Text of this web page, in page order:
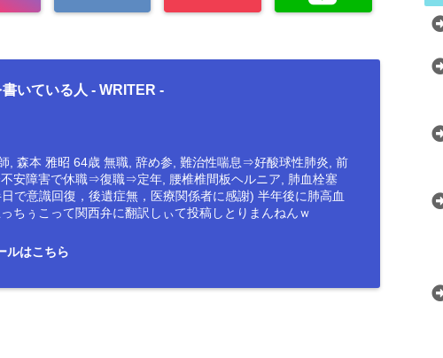
いている人 - WRITER -
, 森本 雅昭 64歳 無職, 辞め参, 難治性喘息⇒好酸球性肺炎, 前
安障害で休職⇒復職⇒定年, 腰椎椎間板ヘルニア, 肺血栓塞
で意識回復，後遺症無，医療関係者に感謝) 半年後に肺高血
ちぅこって関西弁に翻訳しぃて投稿しとりまんねんｗ
ルはこちら